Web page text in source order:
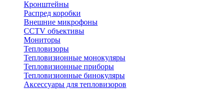
Кронштейны
Распред коробки
Внешние микрофоны
CCTV объективы
Мониторы
Тепловизоры
Тепловизионные монокуляры
Тепловизионные приборы
Тепловизионные бинокуляры
Аксессуары для тепловизоров